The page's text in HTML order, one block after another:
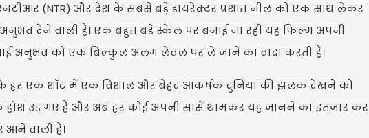
(NTR) और देश के सबसे बड़े डायरेक्टर प्रशांत नील को एक साथ लेकर
देने वाली है। एक बहुत बड़े स्केल पर बनाई जा रही यह फिल्म अपनी
अनुभव को एक बिल्कुल अलग लेवल पर ले जाने का वादा करती है।
एक शॉट में एक विशाल और बेहद आकर्षक दुनिया की झलक देखने को
उड़ गए हैं और अब हर कोई अपनी सांसें थामकर यह जानने का इंतजार कर
वाली है।